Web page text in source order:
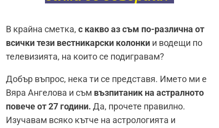
В крайна сметка, с какво аз съм по-различна от
всички тези вестникарски колонки и водещи по
телевизията, на които се подигравам?
Добър въпрос, нека ти се представя. Името ми е
Вяра Ангелова и съм възпитаник на астралното
повече от 27 години. Да, прочете правилно.
Изучавам всяко кътче на астрологията и